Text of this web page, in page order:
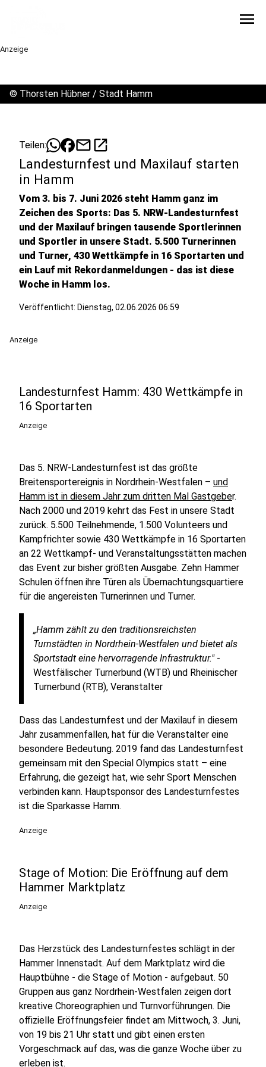
menu
Anzeige
© Thorsten Hübner / Stadt Hamm
Teilen: mailopen_in_new
Landesturnfest und Maxilauf starten
in Hamm
Vom 3. bis 7. Juni 2026 steht Hamm ganz im
Zeichen des Sports: Das 5. NRW-Landesturnfest
und der Maxilauf bringen tausende Sportlerinnen
und Sportler in unsere Stadt. 5.500 Turnerinnen
und Turner, 430 Wettkämpfe in 16 Sportarten und
ein Lauf mit Rekordanmeldungen - das ist diese
Woche in Hamm los.
Veröffentlicht: Dienstag, 02.06.2026 06:59
Anzeige
Landesturnfest Hamm: 430 Wettkämpfe in
16 Sportarten
Anzeige
Das 5. NRW-Landesturnfest ist das größte
Breitensportereignis in Nordrhein-Westfalen – und
Hamm ist in diesem Jahr zum dritten Mal Gastgeber.
Nach 2000 und 2019 kehrt das Fest in unsere Stadt
zurück. 5.500 Teilnehmende, 1.500 Volunteers und
Kampfrichter sowie 430 Wettkämpfe in 16 Sportarten
an 22 Wettkampf- und Veranstaltungsstätten machen
das Event zur bisher größten Ausgabe. Zehn Hammer
Schulen öffnen ihre Türen als Übernachtungsquartiere
für die angereisten Turnerinnen und Turner.
„Hamm zählt zu den traditionsreichsten
Turnstädten in Nordrhein-Westfalen und bietet als
Sportstadt eine hervorragende Infrastruktur."-
Westfälischer Turnerbund (WTB) und Rheinischer
Turnerbund (RTB), Veranstalter
Dass das Landesturnfest und der Maxilauf in diesem
Jahr zusammenfallen, hat für die Veranstalter eine
besondere Bedeutung. 2019 fand das Landesturnfest
gemeinsam mit den Special Olympics statt – eine
Erfahrung, die gezeigt hat, wie sehr Sport Menschen
verbinden kann. Hauptsponsor des Landesturnfestes
ist die Sparkasse Hamm.
Anzeige
Stage of Motion: Die Eröffnung auf dem
Hammer Marktplatz
Anzeige
Das Herzstück des Landesturnfestes schlägt in der
Hammer Innenstadt. Auf dem Marktplatz wird die
Hauptbühne - die Stage of Motion - aufgebaut. 50
Gruppen aus ganz Nordrhein-Westfalen zeigen dort
kreative Choreographien und Turnvorführungen. Die
offizielle Eröffnungsfeier findet am Mittwoch, 3. Juni,
von 19 bis 21 Uhr statt und gibt einen ersten
Vorgeschmack auf das, was die ganze Woche über zu
erleben ist.